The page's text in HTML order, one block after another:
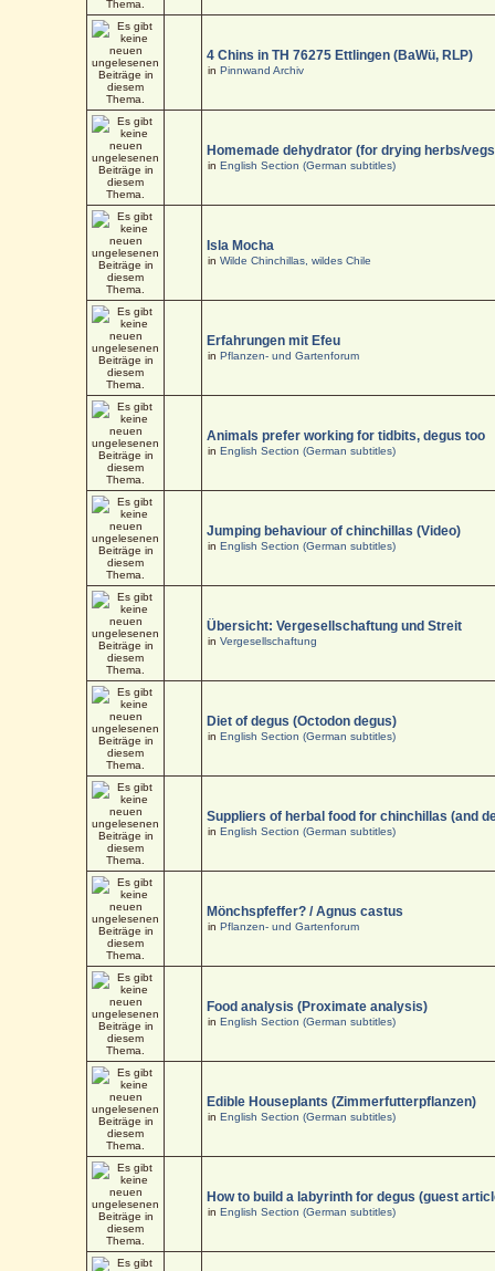
4 Chins in TH 76275 Ettlingen (BaWü, RLP)
inPinnwand Archiv
Homemade dehydrator (for drying herbs/
inEnglish Section (German subtitles)
Isla Mocha
inWilde Chinchillas, wildes Chile
Erfahrungen mit Efeu
inPflanzen- und Gartenforum
Animals prefer working for tidbits, degus too
inEnglish Section (German subtitles)
Jumping behaviour of chinchillas (Video)
inEnglish Section (German subtitles)
Übersicht: Vergesellschaftung und Streit
inVergesellschaftung
Diet of degus (Octodon degus)
inEnglish Section (German subtitles)
Suppliers of herbal food for chinchillas (and
inEnglish Section (German subtitles)
Mönchspfeffer? / Agnus castus
inPflanzen- und Gartenforum
Food analysis (Proximate analysis)
inEnglish Section (German subtitles)
Edible Houseplants (Zimmerfutterpflanzen)
inEnglish Section (German subtitles)
How to build a labyrinth for degus (guest
inEnglish Section (German subtitles)